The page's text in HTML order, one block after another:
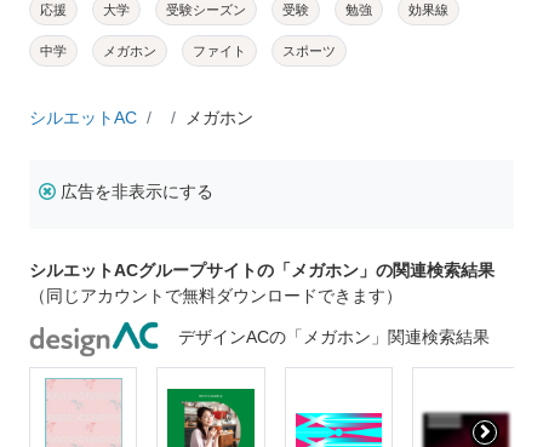
応援 大学 受験シーズン 受験 勉強 効果線
中学 メガホン ファイト スポーツ
シルエットAC メガホン
広告を非表示にする
シルエットACグループサイトの「メガホン」の関連検索結果
（同じアカウントで無料ダウンロードできます）
デザインACの「メガホン」関連検索結果